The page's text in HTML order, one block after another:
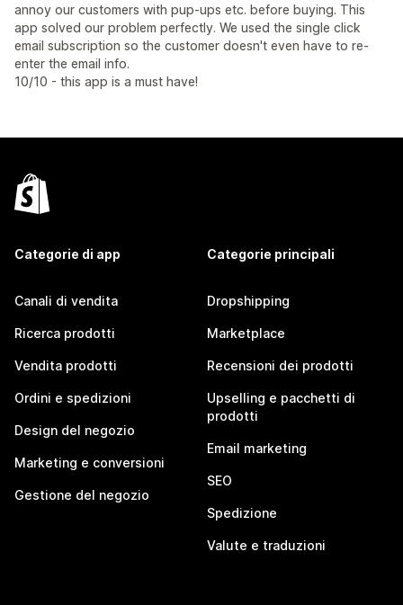
annoy our customers with pup-ups etc. before buying. This
app solved our problem perfectly. We used the single click
email subscription so the customer doesn't even have to re-
enter the email info.
10/10 - this app is a must have!
Categorie di app
Canali di vendita
Ricerca prodotti
Vendita prodotti
Ordini e spedizioni
Design del negozio
Marketing e conversioni
Gestione del negozio
Categorie principali
Dropshipping
Marketplace
Recensioni dei prodotti
Upselling e pacchetti di
prodotti
Email marketing
SEO
Spedizione
Valute e traduzioni